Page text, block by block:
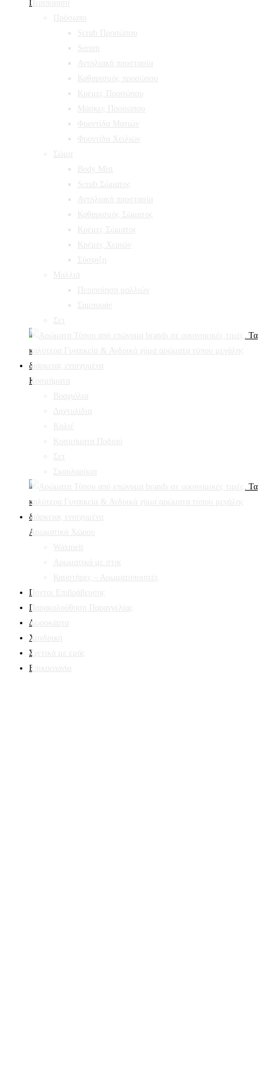
Περιποίηση
Πρόσωπο
Scrub Προσώπου
Serum
Αντηλιακή προστασία
Καθαρισμός προσώπου
Κρέμες Προσώπου
Μάσκες Προσώπου
Φροντίδα Ματιών
Φροντίδα Χειλιών
Σώμα
Body Mist
Scrub Σώματος
Αντηλιακή προστασία
Καθαρισμός Σώματος
Κρέμες Σώματος
Κρέμες Χεριών
Σύσφιξη
Mαλλιά
Περιποίηση μαλλιών
Σαμπουάν
Σετ
Κοσμήματα
Βραχιόλια
Δαχτυλίδια
Κολιέ
Κοσμήματα Ποδιού
Σετ
Σκουλαρίκια
Αρωματικά Χώρου
Waxmelt
Αρωματικά με στικ
Καυστήρες – Αρωματοποιητές
Πόντοι Επιβράβευσης
Παρακολούθηση Παραγγελίας
Δωροκάρτα
Χονδρική
Σχετικά με εμάς
Επικοινωνία